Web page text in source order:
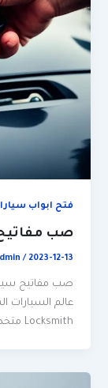
فتح ابواب
صب
/ 2023-12-13
Locksmith متخصصون […]